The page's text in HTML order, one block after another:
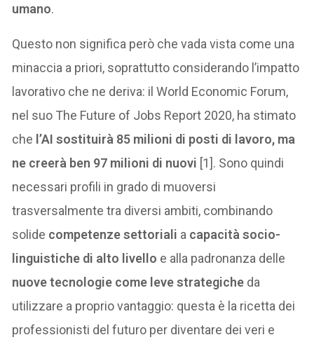
umano.
Questo non significa però che vada vista come una
minaccia a priori, soprattutto considerando l’impatto
lavorativo che ne deriva: il World Economic Forum,
nel suo The Future of Jobs Report 2020, ha stimato
che l’AI sostituirà 85 milioni di posti di lavoro, ma
ne creerà ben 97 milioni di nuovi [1]. Sono quindi
necessari profili in grado di muoversi
trasversalmente tra diversi ambiti, combinando
solide competenze settoriali a capacità socio-
linguistiche di alto livello e alla padronanza delle
nuove tecnologie come leve strategiche da
utilizzare a proprio vantaggio: questa è la ricetta dei
professionisti del futuro per diventare dei veri e